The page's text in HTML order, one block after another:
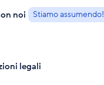
noi Stiamo assumendo!
legali